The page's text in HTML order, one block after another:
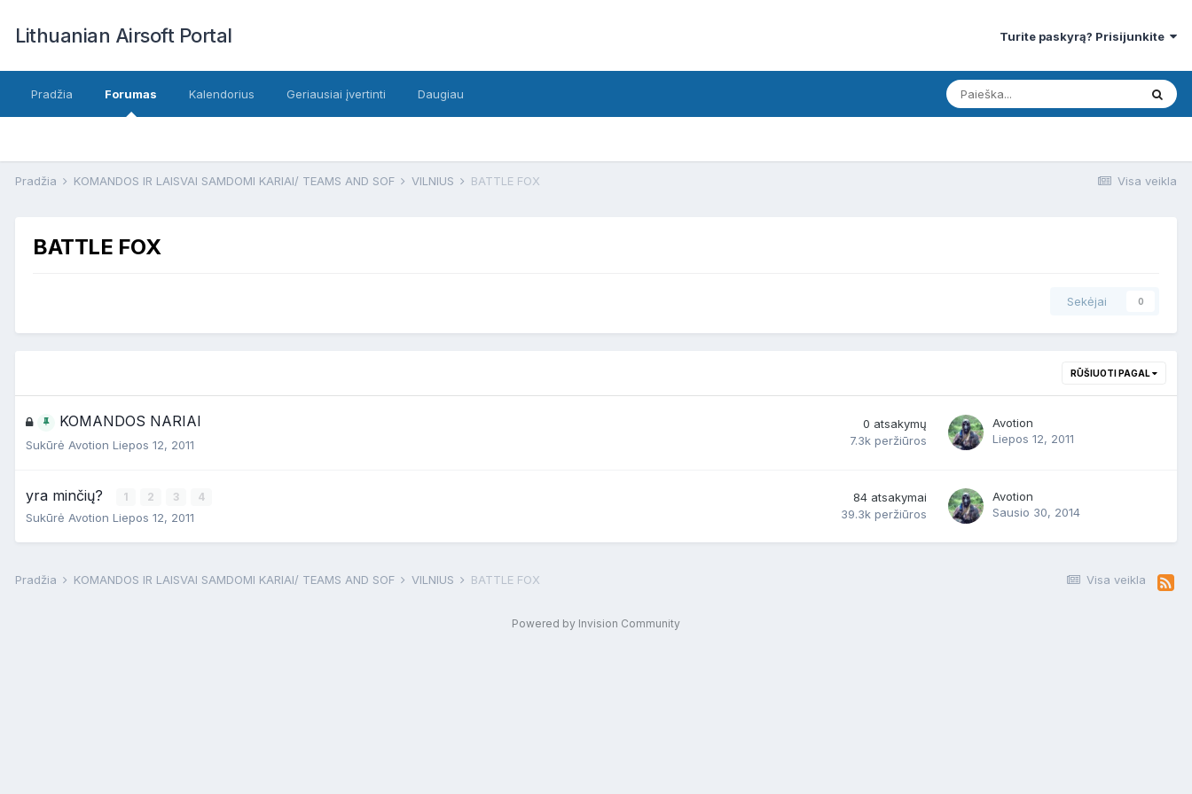
Lithuanian Airsoft Portal Turite paskyrą? Prisijunkite
Pradžia Forumas Kalendorius Geriausiai įvertinti Daugiau
Visa veikla
Pradžia KOMANDOS IR LAISVAI SAMDOMI KARIAI/ TEAMS AND SOF VILNIUS BATTLE FOX
BATTLE FOX
Sekėjai 0
RŪŠIUOTI PAGAL
KOMANDOS NARIAI
Sukūrė Avotion Liepos 12, 2011
0 atsakymų
7.3k peržiūros
Avotion
Liepos 12, 2011
yra minčių? 1 2 3 4
Sukūrė Avotion Liepos 12, 2011
84 atsakymai
39.3k peržiūros
Avotion
Sausio 30, 2014
Visa veikla
Pradžia KOMANDOS IR LAISVAI SAMDOMI KARIAI/ TEAMS AND SOF VILNIUS BATTLE FOX
Powered by Invision Community